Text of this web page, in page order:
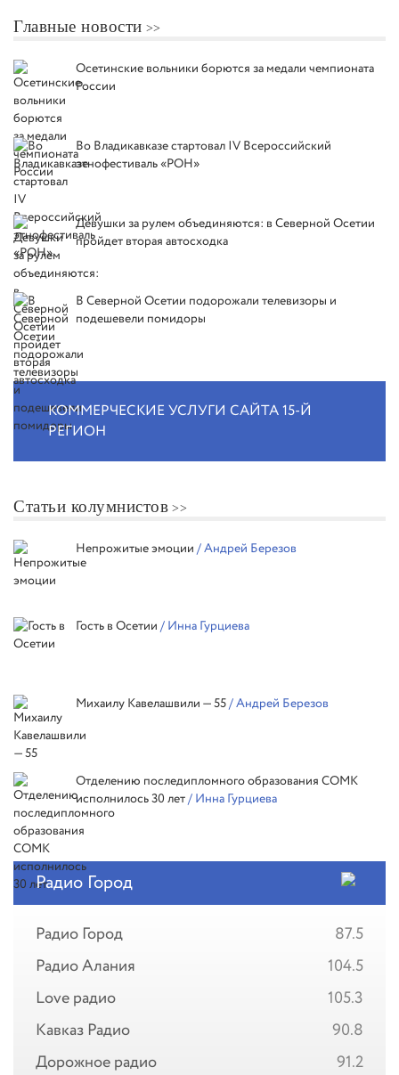
Главные новости
Осетинские вольники борются за медали чемпионата
России
Во Владикавказе стартовал IV Всероссийский
этнофестиваль «РОН»
Девушки за рулем объединяются: в Северной Осетии
пройдет вторая автосходка
В Северной Осетии подорожали телевизоры и
подешевели помидоры
КОММЕРЧЕСКИЕ УСЛУГИ САЙТА 15-Й
РЕГИОН
Статьи колумнистов
Непрожитые эмоции / Андрей Березов
Гость в Осетии / Инна Гурциева
Михаилу Кавелашвили — 55/ Андрей Березов
Отделению последипломного образования СОМК
исполнилось 30 лет/ Инна Гурциева
Радио Город
Радио Город
87.5
Радио Алания
104.5
Love радио
105.3
Кавказ Радио
90.8
Дорожное радио
91.2